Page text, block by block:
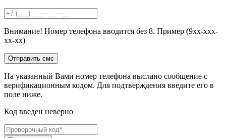
Внимание! Номер телефона вводится без 8. Пример (9хх-ххх-
хх-хх)
На указанный Вами номер телефона выслано сообщение с
верификационным кодом. Для подтверждения введите его в
поле ниже.
Код введен неверно